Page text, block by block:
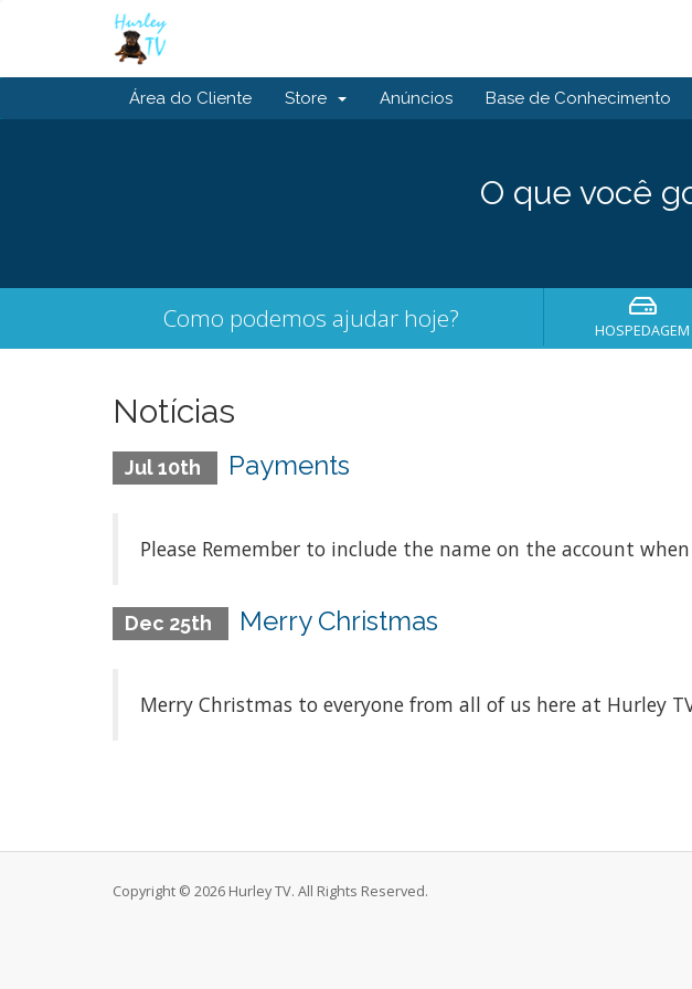
Área do Cliente Store Anúncios Base de Conhecimento
O que você
Como podemos ajudar hoje? HOSPEDAGEM
Notícias
Jul 10th Payments
Please Remember to include the name on the account
Dec 25th Merry Christmas
Merry Christmas to everyone from all of us here at Hurley
Copyright © 2026 Hurley TV. All Rights Reserved.